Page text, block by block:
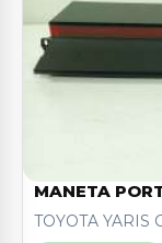
MANETA
TOYOTA YARIS